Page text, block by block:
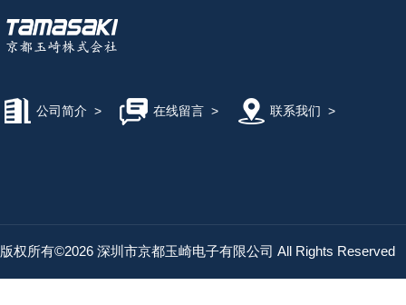
公司简介 > 在线留言> 联系我们 >
版权所有©2026 深圳市京都玉崎电子有限公司 All Rights Reserved